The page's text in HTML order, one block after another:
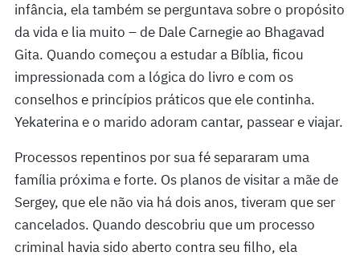
infância, ela também se perguntava sobre o propósito
da vida e lia muito – de Dale Carnegie ao Bhagavad
Gita. Quando começou a estudar a Bíblia, ficou
impressionada com a lógica do livro e com os
conselhos e princípios práticos que ele continha.
Yekaterina e o marido adoram cantar, passear e viajar.
Processos repentinos por sua fé separaram uma
família próxima e forte. Os planos de visitar a mãe de
Sergey, que ele não via há dois anos, tiveram que ser
cancelados. Quando descobriu que um processo
criminal havia sido aberto contra seu filho, ela